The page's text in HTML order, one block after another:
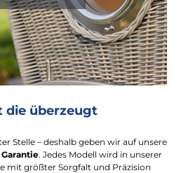
die überzeugt
Stelle – deshalb geben wir auf unsere
. Jedes Modell wird in unserer
mit größter Sorgfalt und Präzision